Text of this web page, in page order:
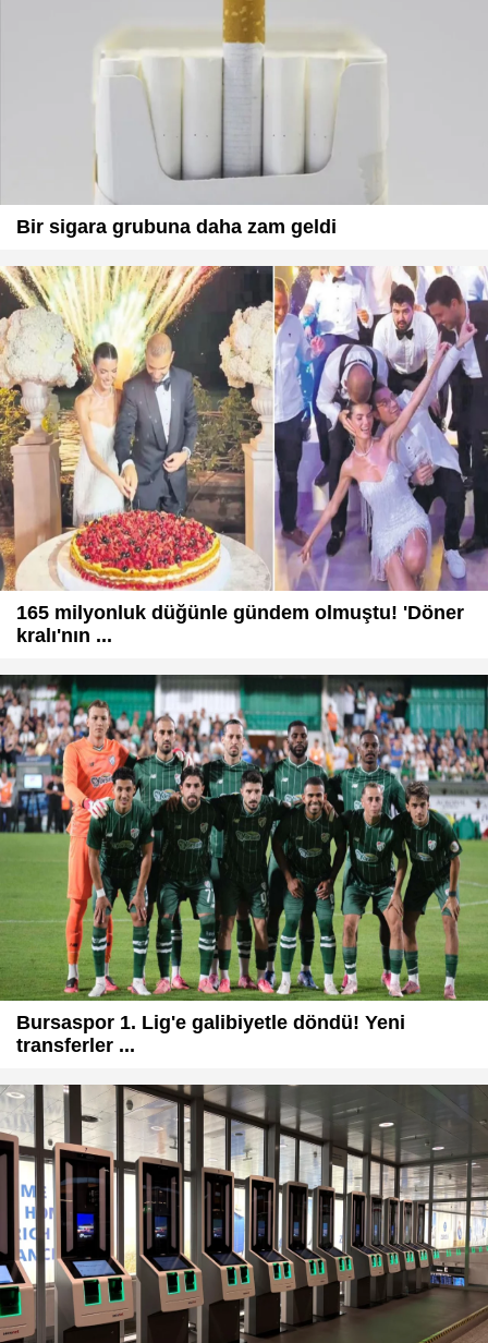
Bir sigara grubuna daha zam geldi
165 milyonluk düğünle gündem olmuştu! 'Döner
kralı'nın ...
Bursaspor 1. Lig'e galibiyetle döndü! Yeni
transferler ...